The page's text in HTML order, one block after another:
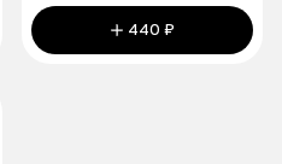
440 ₽